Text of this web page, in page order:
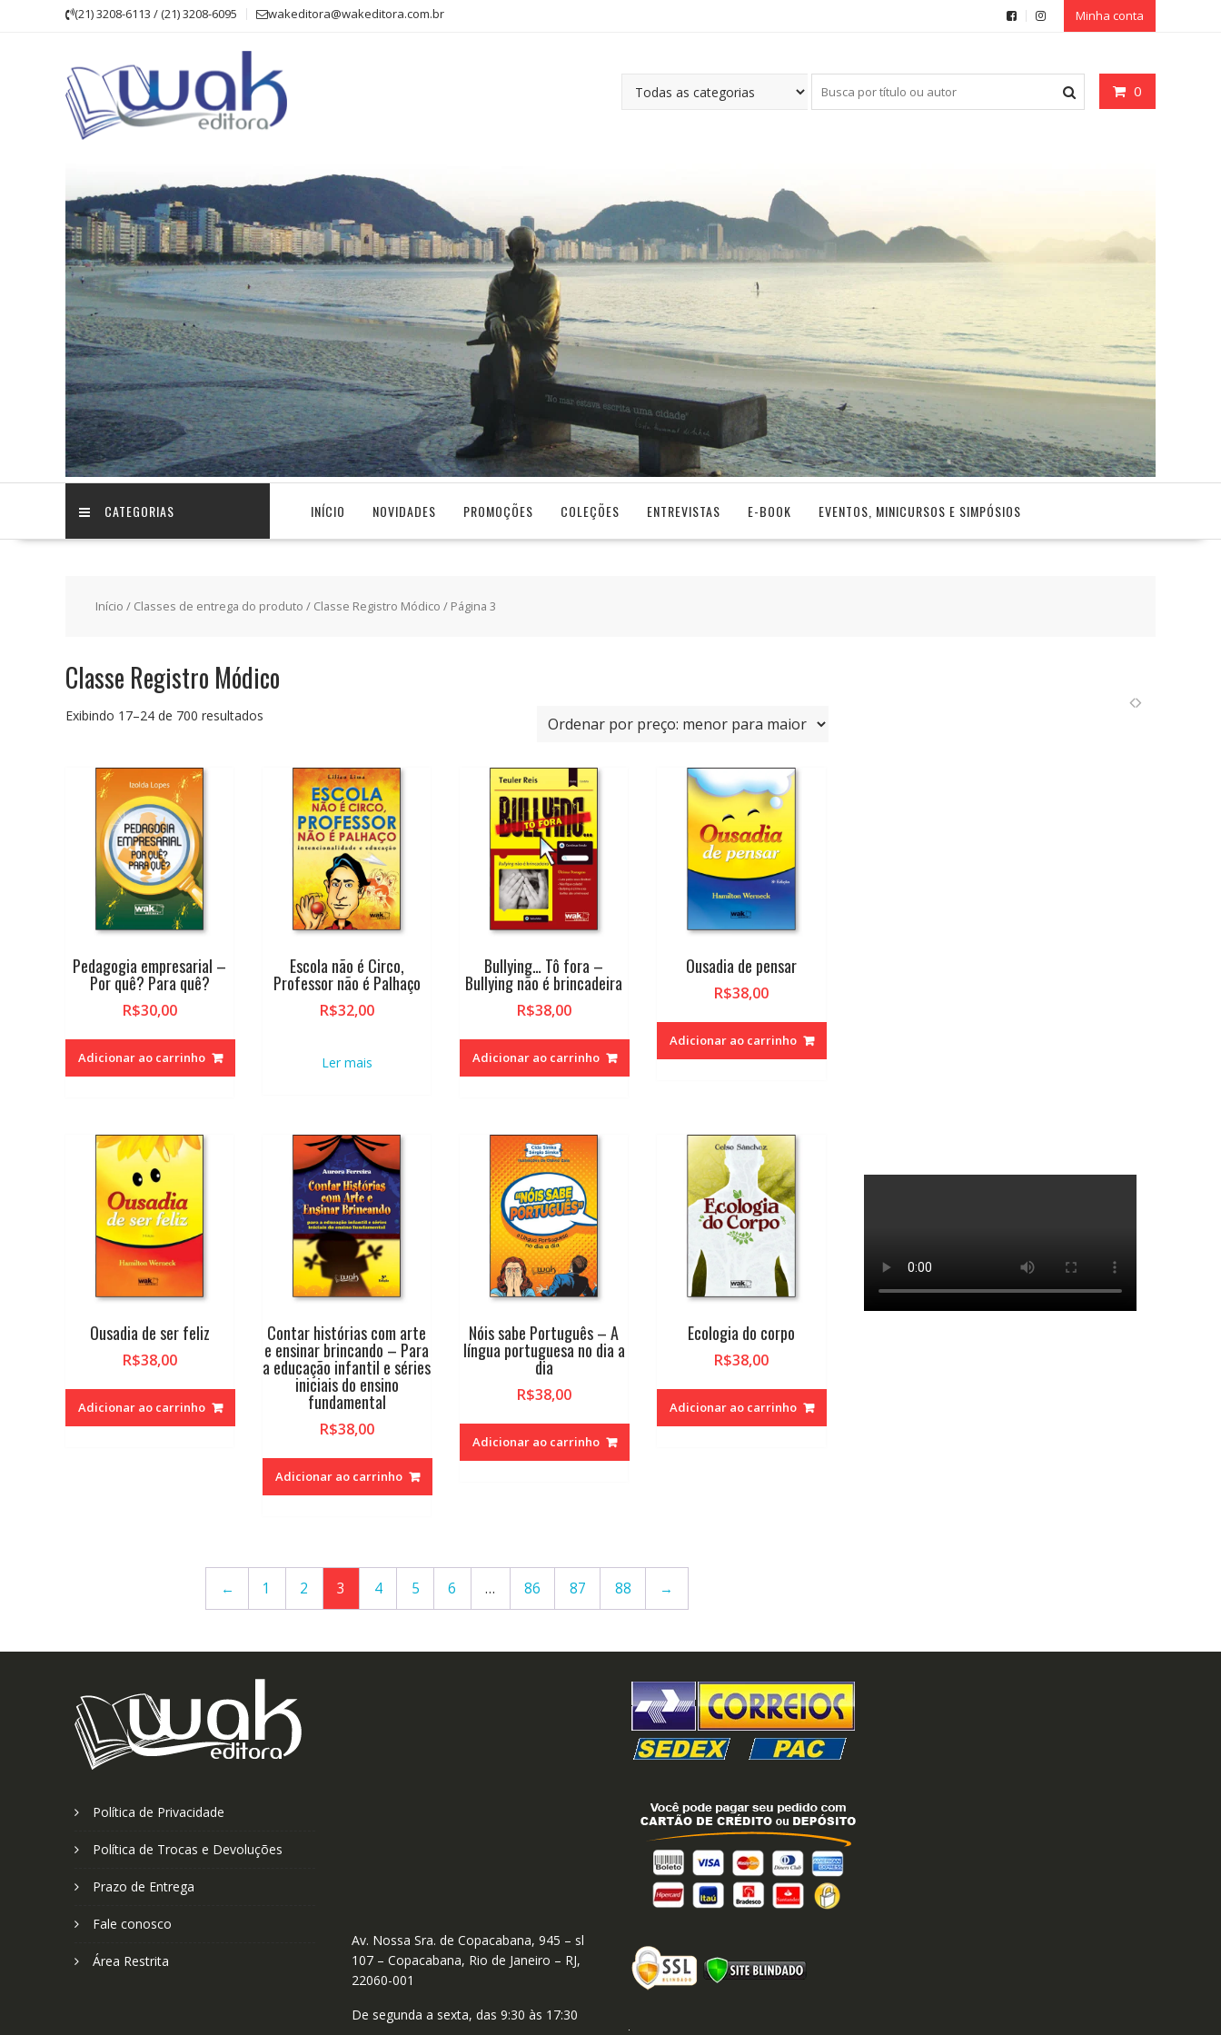
(21) 3208-6113 / (21) 3208-6095 wakeditora@wakeditora.com.br Minha conta
0
CATEGORIAS INÍCIO NOVIDADES PROMOÇÕES COLEÇÕES ENTREVISTAS E-BOOK EVENTOS, MINICURSOS E SIMPÓSIOS
Início / Classes de entrega do produto / Classe Registro Módico / Página 3
Classe Registro Módico
Exibindo 17–24 de 700 resultados
Pedagogia empresarial –
Por quê? Para quê?
R$30,00
Adicionar ao carrinho
Escola não é Circo,
Professor não é Palhaço
R$32,00
Ler mais
Bullying… Tô fora –
Bullying não é brincadeira
R$38,00
Adicionar ao carrinho
Ousadia de pensar
R$38,00
Adicionar ao carrinho
Ousadia de ser feliz
R$38,00
Adicionar ao carrinho
Contar histórias com arte
e ensinar brincando – Para
a educação infantil e séries
iniciais do ensino
fundamental
R$38,00
Adicionar ao carrinho
Nóis sabe Português – A
língua portuguesa no dia a
dia
R$38,00
Adicionar ao carrinho
Ecologia do corpo
R$38,00
Adicionar ao carrinho
← 1 2 3 4 5 6 … 86 87 88 →
Política de Privacidade
Política de Trocas e Devoluções
Prazo de Entrega
Fale conosco
Área Restrita
Av. Nossa Sra. de Copacabana, 945 – sl
107 – Copacabana, Rio de Janeiro – RJ,
22060-001
De segunda a sexta, das 9:30 às 17:30